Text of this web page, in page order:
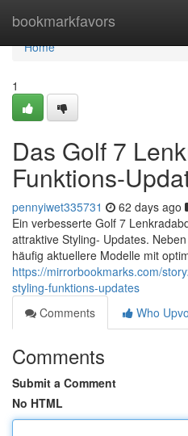
bookmarkfavors
Home
Home
1
Das Golf 7
Funktions-
pennyiwet335731 62 days ago
Ein verbesserte Golf 7
attraktive Styling- Updates.
häufig aktuellere Modelle mit
https://mirrorbookmarks.com/
styling-funktions-updates
Comments
Who
Comments
Submit a Comment
No HTML